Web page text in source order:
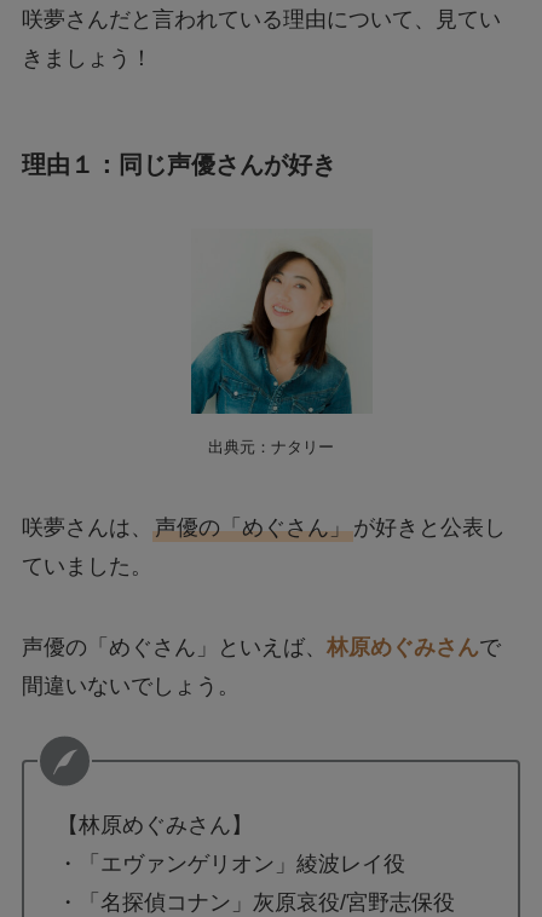
咲夢さんだと言われている理由について、見てい
きましょう！
理由１：同じ声優さんが好き
出典元：ナタリー
咲夢さんは、 声優の「めぐさん」が好きと公表し
ていました。
声優の「めぐさん」といえば、 林原めぐみさんで
間違いないでしょう。
【林原めぐみさん】
・「エヴァンゲリオン」綾波レイ役
・「名探偵コナン」灰原哀役/宮野志保役